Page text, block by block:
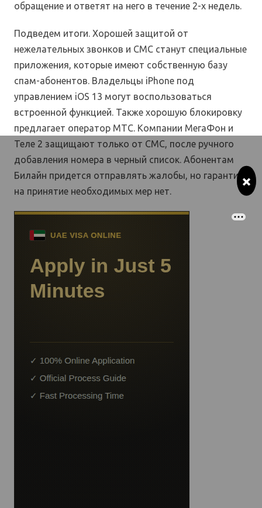
обращение и ответят на него в течение 2-х недель.
Подведем итоги. Хорошей защитой от
нежелательных звонков и СМС станут специальные
приложения, которые имеют собственную базу
спам-абонентов. Владельцы iPhone под
управлением iOS 13 могут воспользоваться
встроенной функцией. Также хорошую блокировку
предлагает оператор МТС. Компании МегаФон и
Теле 2 защищают только от СМС, после ручного
добавления номера в черный список. Абонентам
Билайн придется отправлять жалобы, но гарантий
на принятие необходимых мер нет.
×